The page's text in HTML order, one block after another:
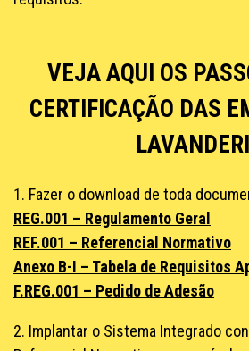
VEJA AQUI OS
CERTIFICAÇÃO DAS
1. Fazer o download de toda
REG.001 – Regulamento Geral
REF.001 – Referencial Normativo
Anexo B-I – Tabela de Requisitos
F.REG.001 – Pedido de Adesão
2. Implantar o Sistema Integrado